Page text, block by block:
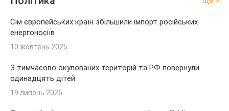
Сім європейських країн збільшили імпорт російських
енергоносіїв
10 жовтень 2025
З тимчасово окупованих територій та РФ повернули
одинадцять дітей
19 липень 2025